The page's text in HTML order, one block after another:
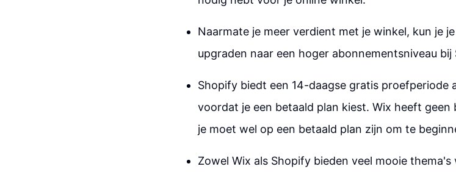
Naarmate je meer verdient met je winkel, kun je
upgraden naar een hoger abonnementsniveau bij
Shopify biedt een 14-daagse gratis proefperiode
voordat je een betaald plan kiest. Wix heeft
je moet wel op een betaald plan zijn om te
Zowel Wix als Shopify bieden veel mooie